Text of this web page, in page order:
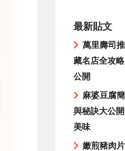
最新貼文
萬里壽司
藏名店全攻
公開
麻婆豆腐
與秘訣大公
美味
嫩煎豬肉